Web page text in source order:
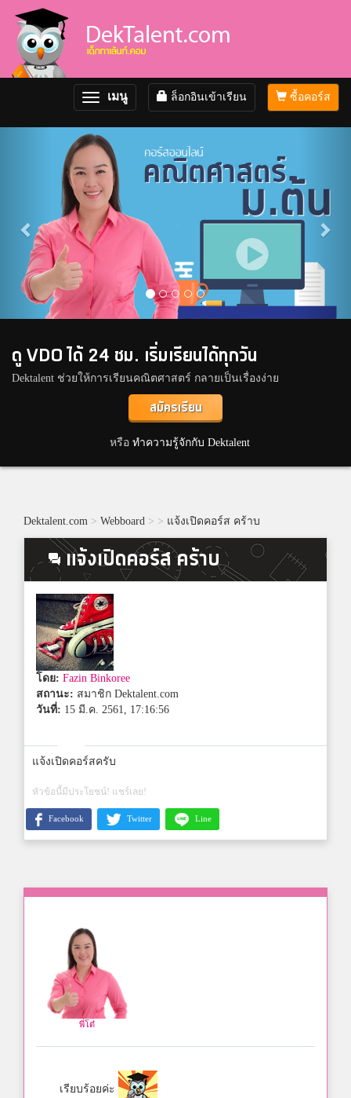
ซื้อคอร์ส
ล็อกอินเข้าเรียน
Toggle
navigation
เมนู
Previous
ดู VDO ได้ 24 ชม. เริ่มเรียนได้ทุกวัน
Dektalent ช่วยให้การเรียนคณิตศาสตร์ กลายเป็นเรื่องง่าย
สมัครเรียน
หรือ ทำความรู้จักกับ Dektalent
Dektalent.com > Webboard > > แจ้งเปิดคอร์ส คร้าบ
แจ้งเปิดคอร์ส คร้าบ
โดย: Fazin Binkoree
สถานะ: สมาชิก Dektalent.com
วันที่: 15 มี.ค. 2561, 17:16:56
แจ้งเปิดคอร์สครับ
หัวข้อนี้มีประโยชน์! แชร์เลย!
Facebook Twitter Line
พี่โต๋
เรียบร้อยค่ะ